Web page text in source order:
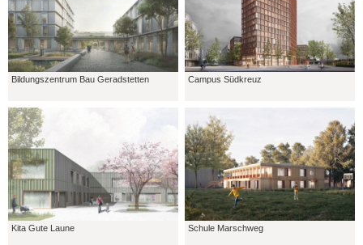
Bildungszentrum Bau Geradstetten Campus Südkreuz
Kita Gute Laune Schule Marschweg